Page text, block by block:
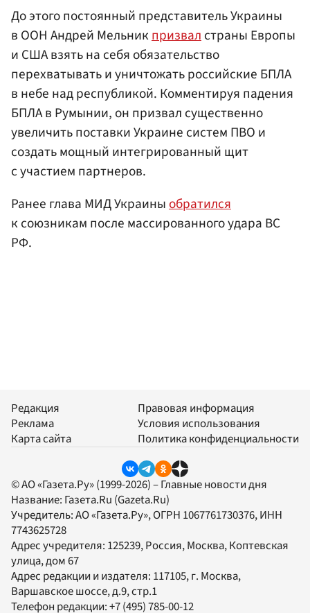
До этого постоянный представитель Украины
в ООН Андрей Мельникпризвалстраны Европы
и США взять на себя обязательство
перехватывать и уничтожать российские БПЛА
в небе над республикой. Комментируя падения
БПЛА в Румынии, он призвал существенно
увеличить поставки Украине систем ПВО и
создать мощный интегрированный щит
с участием партнеров.
Ранее глава МИД Украиныобратился
к союзникам после массированного удара ВС
РФ.
Редакция
Реклама
Карта сайта
Правовая информация
Условия использования
Политика конфиденциальности
© АО «Газета.Ру» (1999-2026) – Главные новости дня
Название: Газета.Ru (Gazeta.Ru)
Учредитель:АО «Газета.Ру», ОГРН 1067761730376, ИНН
7743625728
Адрес учредителя: 125239, Россия, Москва, Коптевская
улица, дом 67
Адрес редакции и издателя: 117105, г. Москва,
Варшавское шоссе, д.9, стр.1
Телефон редакции:+7 (495) 785-00-12